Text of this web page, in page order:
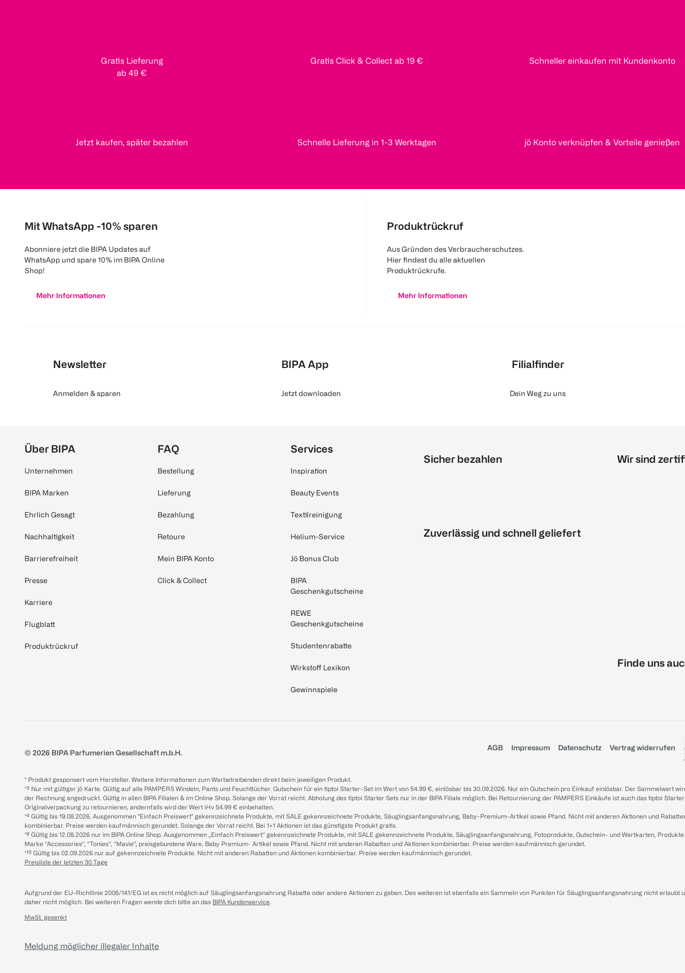
Gratis Lieferung
ab 49 €
Gratis Click & Collect ab 19 € Schneller einkaufen mit Kundenkonto
Jetzt kaufen, später bezahlen Schnelle Lieferung in 1-3 Werktagen jö Konto verknüpfen & Vorteile genießen
Mit WhatsApp -10% sparen
Abonniere jetzt die BIPA Updates auf
WhatsApp und spare 10% im BIPA Online
Shop!
Mehr Informationen
Produktrückruf
Aus Gründen des Verbraucherschutzes.
Hier findest du alle aktuellen
Produktrückrufe.
Mehr Informationen
Newsletter
Anmelden & sparen
BIPA App
Jetzt downloaden
Filialfinder
Dein Weg zu uns
Über BIPA
Unternehmen
BIPA Marken
Ehrlich Gesagt
Nachhaltigkeit
Barrierefreiheit
Presse
Karriere
Flugblatt
Produktrückruf
FAQ
Bestellung
Lieferung
Bezahlung
Retoure
Mein BIPA Konto
Click & Collect
Services
Inspiration
Beauty Events
Textilreinigung
Helium-Service
Jö Bonus Club
BIPA
Geschenkgutscheine
REWE
Geschenkgutscheine
Studentenrabatte
Wirkstoff Lexikon
Gewinnspiele
Sicher bezahlen
Zuverlässig und schnell geliefert
Wir sind
Finde uns
© 2026 BIPA Parfumerien Gesellschaft m.b.H.
AGB Impressum Datenschutz Vertrag widerrufen
* Produkt gesponsert vom Hersteller. Weitere Informationen zum Werbetreibenden direkt beim jeweiligen Produkt.
*³ Nur mit gültiger jö Karte. Gültig auf alle PAMPERS Windeln, Pants und Feuchttücher. Gutschein für ein tiptoi Starter-Set im Wert von 54.99 €, einlösbar bis 30.09.2026. Nur ein Gutschein pro Einkauf einlösbar. Der Sammelwert
der Rechnung angedruckt. Gültig in allen BIPA Filialen & im Online Shop. Solange der Vorrat reicht. Abholung des tiptoi Starter Sets nur in der BIPA Filiale möglich. Bei Retournierung der PAMPERS Einkäufe ist auch das tiptoi
Originalverpackung zu retournieren, andernfalls wird der Wert iHv 54.99 € einbehalten.
*⁴ Gültig bis 19.08.2026. Ausgenommen "Einfach Preiswert" gekennzeichnete Produkte, mit SALE gekennzeichnete Produkte, Säuglingsanfangsnahrung, Baby-Premium-Artikel sowie Pfand. Nicht mit anderen Aktionen und
kombinierbar. Preise werden kaufmännisch gerundet. Solange der Vorrat reicht. Bei 1+1 Aktionen ist das günstigste Produkt gratis.
*⁸ Gültig bis 12.08.2026 nur im BIPA Online Shop. Ausgenommen „Einfach Preiswert“ gekennzeichnete Produkte, mit SALE gekennzeichnete Produkte, Säuglingsanfangsnahrung, Fotoprodukte, Gutschein- und Wertkarten,
Marke “Accessories“, “Tonies“, “Mavie“, preisgebundene Ware, Baby Premium- Artikel sowie Pfand. Nicht mit anderen Rabatten und Aktionen kombinierbar. Preise werden kaufmännisch gerundet.
*¹⁰ Gültig bis 02.09.2026 nur auf gekennzeichnete Produkte. Nicht mit anderen Rabatten und Aktionen kombinierbar. Preise werden kaufmännisch gerundet.
Preisliste der letzten 30 Tage
Aufgrund der EU-Richtlinie 2006/141/EG ist es nicht möglich auf Säuglingsanfangsnahrung Rabatte oder andere Aktionen zu geben. Des weiteren ist ebenfalls ein Sammeln von Punkten für Säuglingsanfangsnahrung nicht erlaubt
daher nicht möglich. Bei weiteren Fragen wende dich bitte an das BIPA Kundenservice.
MwSt. gesenkt
Meldung möglicher illegaler Inhalte